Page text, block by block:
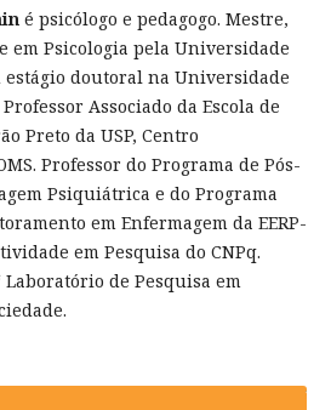
é psicólogo e pedagogo. Mestre,
em Psicologia pela Universidade
estágio doutoral na Universidade
Associado da Escola de
Preto da USP, Centro
Professor do Programa de Pós-
Psiquiátrica e do Programa
em Enfermagem da EERP-
em Pesquisa do CNPq.
Laboratório de Pesquisa em